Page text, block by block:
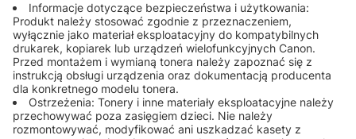
Informacje dotyczące bezpieczeństwa i użytkowania:
Produkt należy stosować zgodnie z przeznaczeniem,
wyłącznie jako materiał eksploatacyjny do kompatybilnych
drukarek, kopiarek lub urządzeń wielofunkcyjnych Canon.
Przed montażem i wymianą tonera należy zapoznać się z
instrukcją obsługi urządzenia oraz dokumentacją producenta
dla konkretnego modelu tonera.
Ostrzeżenia: Tonery i inne materiały eksploatacyjne należy
przechowywać poza zasięgiem dzieci. Nie należy
rozmontowywać, modyfikować ani uszkadzać kasety z